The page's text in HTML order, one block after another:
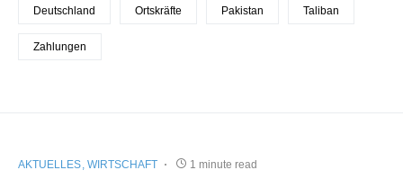
Deutschland Ortskräfte Pakistan Taliban
Zahlungen
AKTUELLES WIRTSCHAFT 1 minute read